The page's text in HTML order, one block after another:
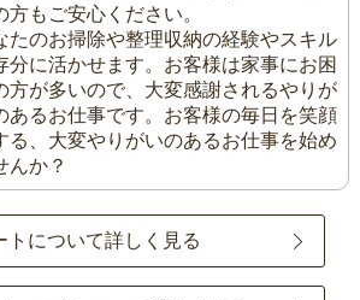
方もご安心ください。
たのお掃除や整理収納の経験やスキル
分に活かせます。お客様は家事にお困
方が多いので、大変感謝されるやりが
あるお仕事です。お客様の毎日を笑顔
る、大変やりがいのあるお仕事を始め
んか？
トについて詳しく見る